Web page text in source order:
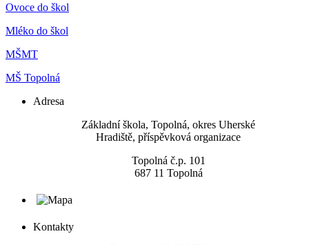
Ovoce do škol
Mléko do škol
MŠMT
MŠ Topolná
Adresa
​Základní škola, Topolná, okres Uherské
Hradiště, příspěvková organizace
Topolná č.p. 101
687 11 Topolná
Kontakty